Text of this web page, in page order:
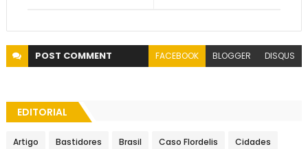
POST COMMENT FACEBOOK BLOGGER DISQUS
EDITORIAL
Artigo Bastidores Brasil Caso Flordelis Cidades